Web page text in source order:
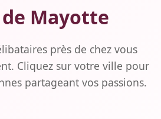
Mayotte
près de chez vous
Cliquez sur votre ville pour
partageant vos passions.